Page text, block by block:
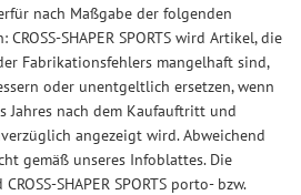
nach Maßgabe der folgenden
SHAPER SPORTS wird Artikel, die
Fabrikationsfehlers mangelhaft sind,
oder unentgeltlich ersetzen, wenn
Jahres nach dem Kaufauftritt und
angezeigt wird. Abweichend
gemäß unseres Infoblattes. Die
SHAPER SPORTS porto- bzw.